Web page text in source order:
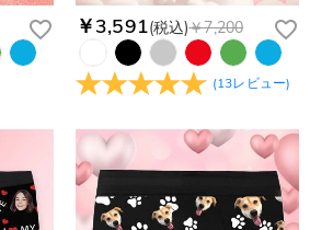
￥3,591(税込)￥7,200
(13レビュー)